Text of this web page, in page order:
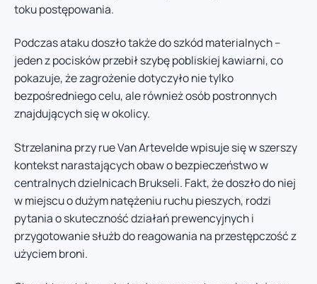
toku postępowania.
Podczas ataku doszło także do szkód materialnych –
jeden z pocisków przebił szybę pobliskiej kawiarni, co
pokazuje, że zagrożenie dotyczyło nie tylko
bezpośredniego celu, ale również osób postronnych
znajdujących się w okolicy.
Strzelanina przy rue Van Artevelde wpisuje się w szerszy
kontekst narastających obaw o bezpieczeństwo w
centralnych dzielnicach Brukseli. Fakt, że doszło do niej
w miejscu o dużym natężeniu ruchu pieszych, rodzi
pytania o skuteczność działań prewencyjnych i
przygotowanie służb do reagowania na przestępczość z
użyciem broni.